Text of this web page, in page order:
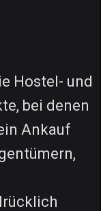
Hostel- und
bei denen
Ankauf